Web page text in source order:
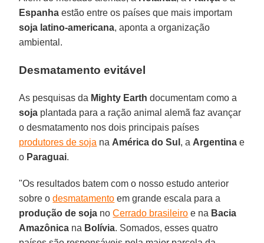
Espanha estão entre os países que mais importam
soja latino-americana, aponta a organização
ambiental.
Desmatamento evitável
As pesquisas da Mighty Earth documentam como a
soja plantada para a ração animal alemã faz avançar
o desmatamento nos dois principais países
produtores de soja na América do Sul , a Argentina e
o Paraguai.
"Os resultados batem com o nosso estudo anterior
sobre odesmatamento em grande escala para a
produção de soja noCerrado brasileiro e na Bacia
Amazônica na Bolívia. Somados, esses quatro